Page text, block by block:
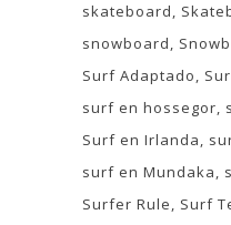
skateboard
snowboard
Surf Adaptado
surf en hossegor
Surf en Irlanda
surf en Mundaka
Surfer Rule
Surf